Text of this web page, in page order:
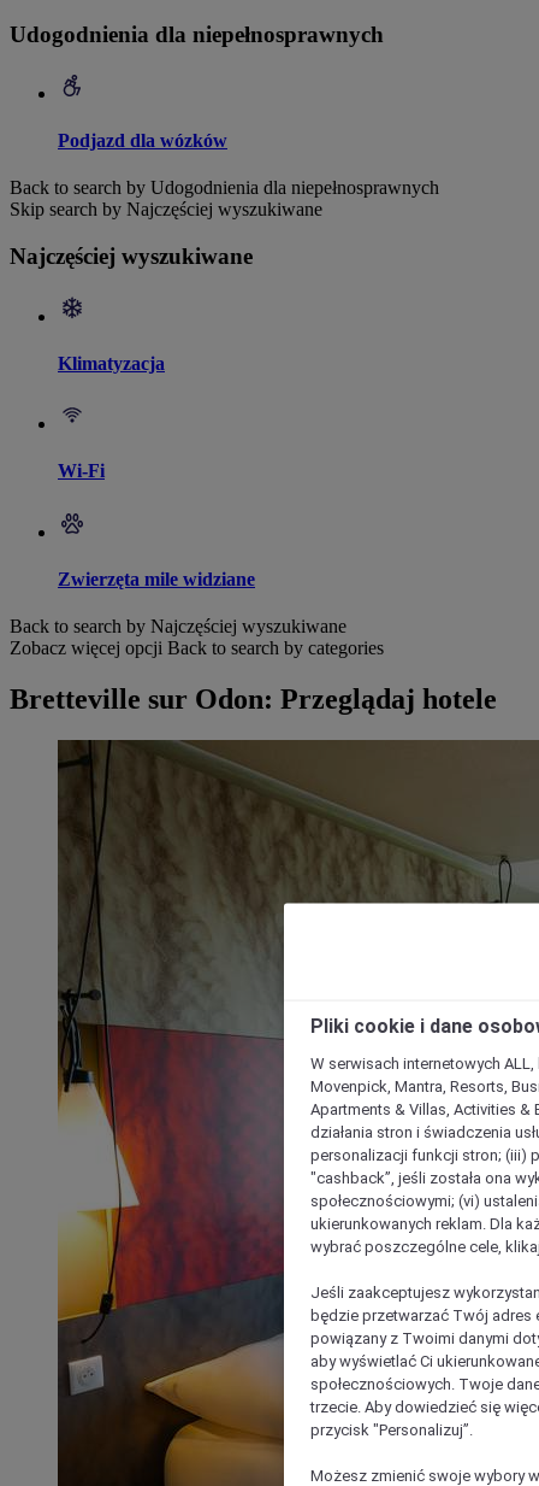
Udogodnienia dla niepełnosprawnych
Podjazd dla wózków
Back to search by Udogodnienia dla niepełnosprawnych
Skip search by Najczęściej wyszukiwane
Najczęściej wyszukiwane
Klimatyzacja
Wi-Fi
Zwierzęta mile widziane
Back to search by Najczęściej wyszukiwane
Zobacz więcej opcji Back to search by categories
Bretteville sur Odon: Przeglądaj hotele
Pliki cookie i dane
W serwisach internetowych
Movenpick, Mantra, Resorts,
Apartments & Villas, Activities &
działania stron i świadczenia
personalizacji funkcji stron; (iii)
"cashback”, jeśli została ona
społecznościowymi; (vi)
ukierunkowanych reklam. Dla
wybrać poszczególne cele,
Jeśli zaakceptujesz
będzie przetwarzać Twój adres
powiązany z Twoimi danymi
aby wyświetlać Ci
społecznościowych. Twoje
trzecie. Aby dowiedzieć się
przycisk "Personalizuj”.
Możesz zmienić swoje wybory